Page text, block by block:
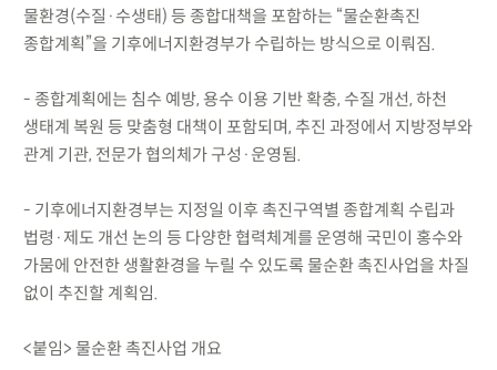
물환경(수질·수생태) 등 종합대책을 포함하는 “물순환촉진
종합계획”을 기후에너지환경부가 수립하는 방식으로 이뤄짐.
- 종합계획에는 침수 예방, 용수 이용 기반 확충, 수질 개선, 하천
생태계 복원 등 맞춤형 대책이 포함되며, 추진 과정에서 지방정부와
관계 기관, 전문가 협의체가 구성·운영됨.
- 기후에너지환경부는 지정일 이후 촉진구역별 종합계획 수립과
법령·제도 개선 논의 등 다양한 협력체계를 운영해 국민이 홍수와
가뭄에 안전한 생활환경을 누릴 수 있도록 물순환 촉진사업을 차질
없이 추진할 계획임.
<붙임> 물순환 촉진사업 개요